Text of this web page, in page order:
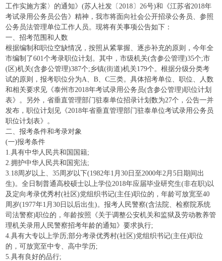
工作实施方案〉的通知》(苏人社发〔2018〕26号)和《江苏省2018年
考试录用公务员公告》精神，我市将面向社会公开招录公务员、参照
公务员法管理单位工作人员。现将有关事项公告如下：
一、招考范围和人数
根据编制和职位空缺情况，按照从紧掌握、逐步补充的原则，今年全
市编制了601个考录职位计划。其中，市级机关(含参公管理)35个;市
(区)机关(含参公管理)387个;乡镇(街道)机关179个。根据分级分类考
试的原则，报考职位分为A、B、C三类。具体招考单位、职位、人数
和相关要求见《泰州市2018年考试录用公务员(含参公管理)职位计划
表》。另外，省垂直管理部门驻泰单位招录计划数为27个，公告一并
发布，职位计划见《2018年省垂直管理部门驻泰单位考试录用公务员
职位计划表》。
二、报考条件和考录对象
(一)报考条件
1.具有中华人民共和国国籍;
2.拥护中华人民共和国宪法;
3.18周岁以上、35周岁以下(1982年1月30日至2000年2月5日期间出
生)。全日制普通高校硕士以上学位2018年应届毕业研究生(非在职)以
及定向考录优秀村(社区)党组织书记(主任)职位的，年龄可放宽至40
周岁(1977年1月30日以后出生)。报考人民警察(含法院、检察院系统
司法警察)职位的，年龄按照《关于调整公安机关和监狱及劳动教养管
理机关录用人民警察招考年龄的通知》要求执行;
4.具有大专以上学历;部分考录优秀村(社区)党组织书记(主任)职位
的，可放宽至中专、高中学历;
5.具有良好的品行;